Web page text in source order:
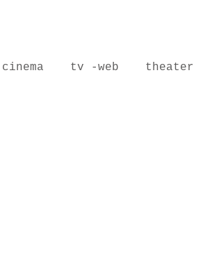
cinema tv -web theater